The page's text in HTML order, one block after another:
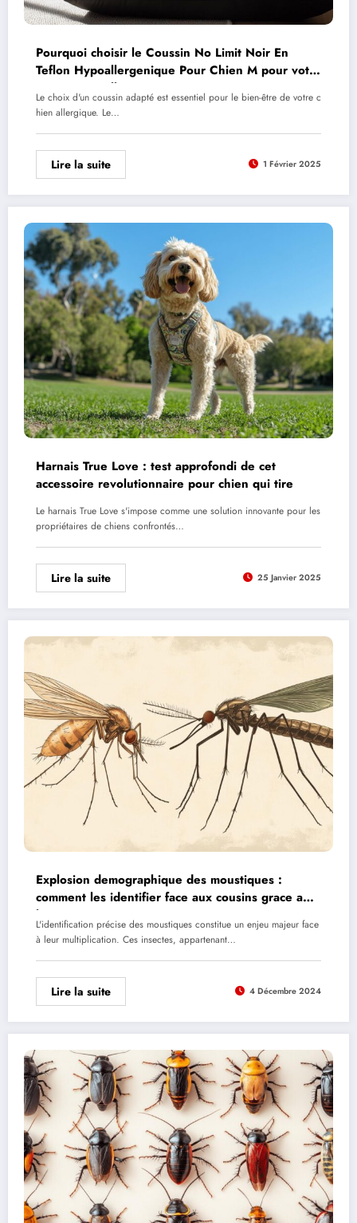
Pourquoi choisir le Coussin No Limit Noir En
Teflon Hypoallergenique Pour Chien M pour votre
compagnon allergique ?
Le choix d'un coussin adapté est essentiel pour le bien-être de votre c
hien allergique. Le…
Lire la suite 1 Février 2025
Harnais True Love : test approfondi de cet
accessoire revolutionnaire pour chien qui tire
Le harnais True Love s'impose comme une solution innovante pour les
propriétaires de chiens confrontés…
Lire la suite 25 Janvier 2025
Explosion demographique des moustiques :
comment les identifier face aux cousins grace a
leur anatomie
L'identification précise des moustiques constitue un enjeu majeur face
à leur multiplication. Ces insectes, appartenant…
Lire la suite 4 Décembre 2024